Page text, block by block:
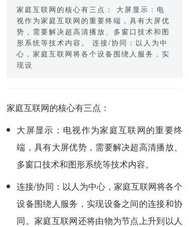
家庭互联网的核心有三点： 大屏显示：电
视作为家庭互联网的重要终端，具有大屏优
势，需要解决超高清播放、多窗口技术和图
形系统等技术内容。 连接/协同：以人为中
心，家庭互联网将各个设备围绕人服务，实
现设
家庭互联网的核心有三点：
大屏显示：电视作为家庭互联网的重要终
端，具有大屏优势，需要解决超高清播放、
多窗口技术和图形系统等技术内容。
连接/协同：以人为中心，家庭互联网将各个
设备围绕人服务，实现设备之间的连接和协
同。家庭互联网还将由物为节点上升到以人